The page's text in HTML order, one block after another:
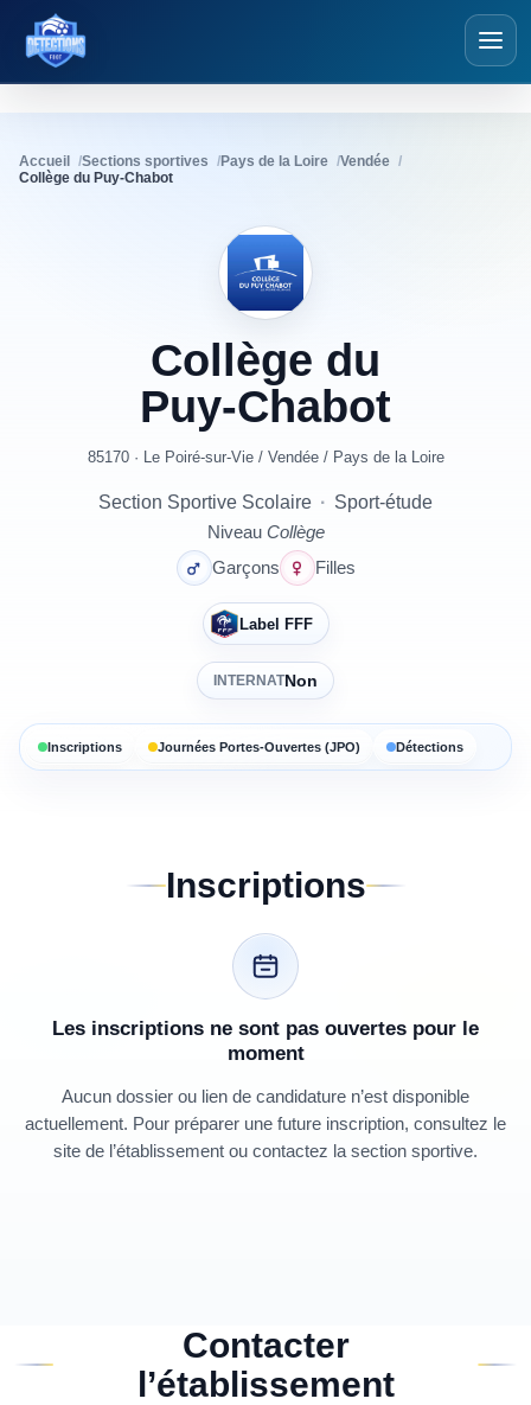
Détections Foot
Accueil Sections sportives Pays de la Loire
Vendée
Collège du Puy-Chabot
Collège du
Puy-Chabot
85170 · Le Poiré-sur-Vie/ Vendée/ Pays de la Loire
Section Sportive Scolaire · Sport-étude
Niveau Collège
Garçons
Filles
Label FFF
INTERNATNon
Inscriptions Journées Portes-Ouvertes (JPO) Détections
Inscriptions
Les inscriptions ne sont pas ouvertes pour le
moment
Aucun dossier ou lien de candidature n’est disponible
actuellement. Pour préparer une future inscription, consultez le
site de l’établissement ou contactez la section sportive.
Contacter
l’établissement